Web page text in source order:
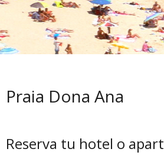
Praia Dona Ana
Reserva tu hotel o